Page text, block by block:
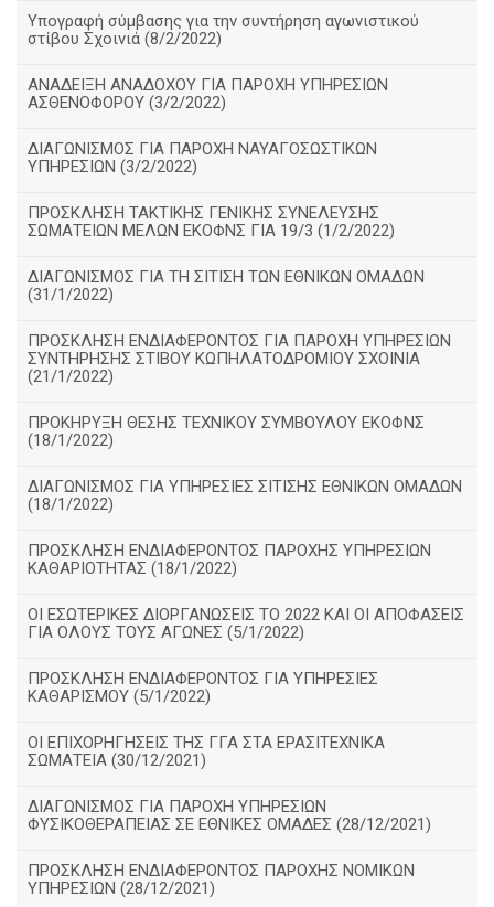
Υπογραφή σύμβασης για την συντήρηση αγωνιστικού
στίβου Σχοινιά (8/2/2022)
ΑΝΑΔΕΙΞΗ ΑΝΑΔΟΧΟΥ ΓΙΑ ΠΑΡΟΧΗ ΥΠΗΡΕΣΙΩΝ
ΑΣΘΕΝΟΦΟΡΟΥ (3/2/2022)
ΔΙΑΓΩΝΙΣΜΟΣ ΓΙΑ ΠΑΡΟΧΗ ΝΑΥΑΓΟΣΩΣΤΙΚΩΝ
ΥΠΗΡΕΣΙΩΝ (3/2/2022)
ΠΡΟΣΚΛΗΣΗ ΤΑΚΤΙΚΗΣ ΓΕΝΙΚΗΣ ΣΥΝΕΛΕΥΣΗΣ
ΣΩΜΑΤΕΙΩΝ ΜΕΛΩΝ ΕΚΟΦΝΣ ΓΙΑ 19/3 (1/2/2022)
ΔΙΑΓΩΝΙΣΜΟΣ ΓΙΑ ΤΗ ΣΙΤΙΣΗ ΤΩΝ ΕΘΝΙΚΩΝ ΟΜΑΔΩΝ
(31/1/2022)
ΠΡΟΣΚΛΗΣΗ ΕΝΔΙΑΦΕΡΟΝΤΟΣ ΓΙΑ ΠΑΡΟΧΗ ΥΠΗΡΕΣΙΩΝ
ΣΥΝΤΗΡΗΣΗΣ ΣΤΙΒΟΥ ΚΩΠΗΛΑΤΟΔΡΟΜΙΟΥ ΣΧΟΙΝΙΑ
(21/1/2022)
ΠΡΟΚΗΡΥΞΗ ΘΕΣΗΣ ΤΕΧΝΙΚΟΥ ΣΥΜΒΟΥΛΟΥ ΕΚΟΦΝΣ
(18/1/2022)
ΔΙΑΓΩΝΙΣΜΟΣ ΓΙΑ ΥΠΗΡΕΣΙΕΣ ΣΙΤΙΣΗΣ ΕΘΝΙΚΩΝ ΟΜΑΔΩΝ
(18/1/2022)
ΠΡΟΣΚΛΗΣΗ ΕΝΔΙΑΦΕΡΟΝΤΟΣ ΠΑΡΟΧΗΣ ΥΠΗΡΕΣΙΩΝ
ΚΑΘΑΡΙΟΤΗΤΑΣ (18/1/2022)
ΟΙ ΕΣΩΤΕΡΙΚΕΣ ΔΙΟΡΓΑΝΩΣΕΙΣ ΤΟ 2022 ΚΑΙ ΟΙ ΑΠΟΦΑΣΕΙΣ
ΓΙΑ ΟΛΟΥΣ ΤΟΥΣ ΑΓΩΝΕΣ (5/1/2022)
ΠΡΟΣΚΛΗΣΗ ΕΝΔΙΑΦΕΡΟΝΤΟΣ ΓΙΑ ΥΠΗΡΕΣΙΕΣ
ΚΑΘΑΡΙΣΜΟΥ (5/1/2022)
ΟΙ ΕΠΙΧΟΡΗΓΗΣΕΙΣ ΤΗΣ ΓΓΑ ΣΤΑ ΕΡΑΣΙΤΕΧΝΙΚΑ
ΣΩΜΑΤΕΙΑ (30/12/2021)
ΔΙΑΓΩΝΙΣΜΟΣ ΓΙΑ ΠΑΡΟΧΗ ΥΠΗΡΕΣΙΩΝ
ΦΥΣΙΚΟΘΕΡΑΠΕΙΑΣ ΣΕ ΕΘΝΙΚΕΣ ΟΜΑΔΕΣ (28/12/2021)
ΠΡΟΣΚΛΗΣΗ ΕΝΔΙΑΦΕΡΟΝΤΟΣ ΠΑΡΟΧΗΣ ΝΟΜΙΚΩΝ
ΥΠΗΡΕΣΙΩΝ (28/12/2021)